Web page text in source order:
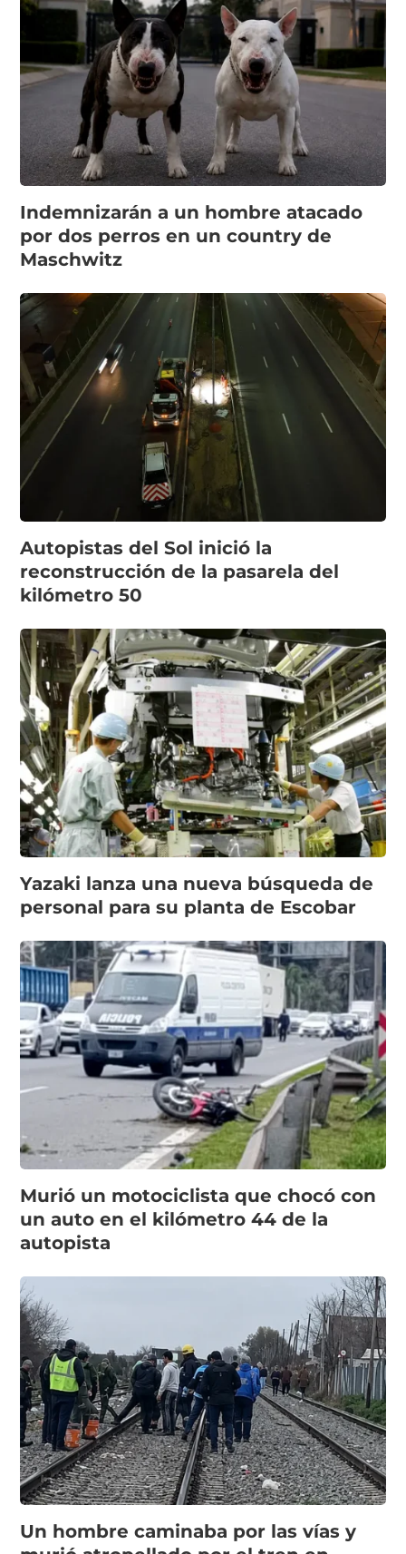
Indemnizarán a un hombre atacado
por dos perros en un country de
Maschwitz
Autopistas del Sol inició la
reconstrucción de la pasarela del
kilómetro 50
Yazaki lanza una nueva búsqueda de
personal para su planta de Escobar
Murió un motociclista que chocó con
un auto en el kilómetro 44 de la
autopista
Un hombre caminaba por las vías y